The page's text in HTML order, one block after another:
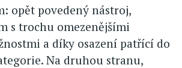
opět povedený nástroj,
s trochu omezenějšími
a díky osazení patřící do
Na druhou stranu,